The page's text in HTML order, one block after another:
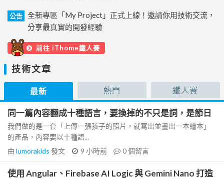
公告
全新專區「My Project」正式上線！邀請你用技術交流，
分享最真實的開發經驗
前往 iThome鐵人賽
技術文章
最新 熱門 鐵人賽
同一篇內容翻成十種語言，要換掉的不只是詞，是節日
我們做的是一套「上傳一張孩子的照片，就寫出並畫出一本繪本」
的產品，內容要以十種語...
由 lumorakids 發文 9 小時前 0個留言
使用 Angular、Firebase AI Logic 與 Gemini Nano 打造